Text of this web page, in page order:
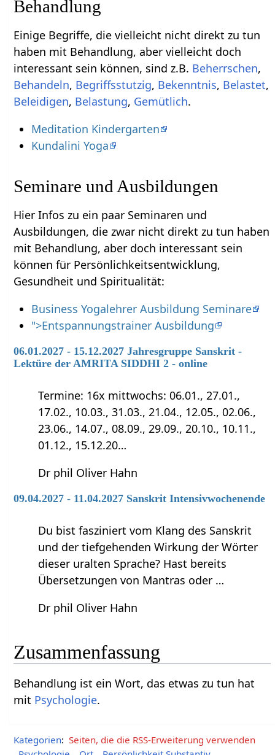
Einige Begriffe, die vielleicht nicht direkt zu tun
haben mit Behandlung‏‎, aber vielleicht doch
interessant sein können, sind z.B.
,
, , ,
,
, , Gemütlich.
Meditation Kindergarten
Kundalini Yoga
Seminare und Ausbildungen
Hier Infos zu ein paar Seminaren und
Ausbildungen, die zwar nicht direkt zu tun haben
mit Behandlung‏‎, aber doch interessant sein
können für Persönlichkeitsentwicklung,
Gesundheit und Spiritualität:
Business Yogalehrer Ausbildung Seminare
">Entspannungstrainer Ausbildung
06.01.2027 - 15.12.2027 Jahresgruppe Sanskrit -
Lektüre der AMRITA SIDDHI 2 - online
Termine: 16x mittwochs: 06.01., 27.01.,
17.02., 10.03., 31.03., 21.04., 12.05., 02.06.,
23.06., 14.07., 08.09., 29.09., 20.10., 10.11.,
01.12., 15.12.20…
Dr phil Oliver Hahn
09.04.2027 - 11.04.2027 Sanskrit Intensivwochenende
Du bist fasziniert vom Klang des Sanskrit
und der tiefgehenden Wirkung der Wörter
dieser uralten Sprache? Hast bereits
Übersetzungen von Mantras oder …
Dr phil Oliver Hahn
Zusammenfassung
Behandlung‏‎ ist ein Wort, das etwas zu tun hat
mit Psychologie.
Kategorien: Seiten, die die RSS-Erweiterung verwenden